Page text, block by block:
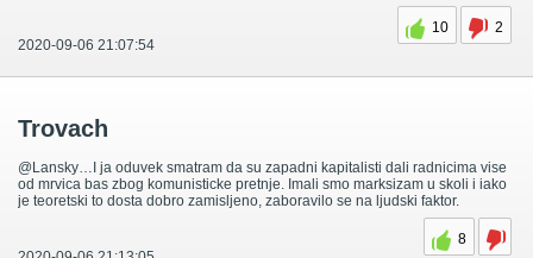
10
2
2020-09-06 21:07:54
Trovach
@Lansky…I ja oduvek smatram da su zapadni kapitalisti dali radnicima vise
od mrvica bas zbog komunisticke pretnje. Imali smo marksizam u skoli i iako
je teoretski to dosta dobro zamisljeno, zaboravilo se na ljudski faktor.
8